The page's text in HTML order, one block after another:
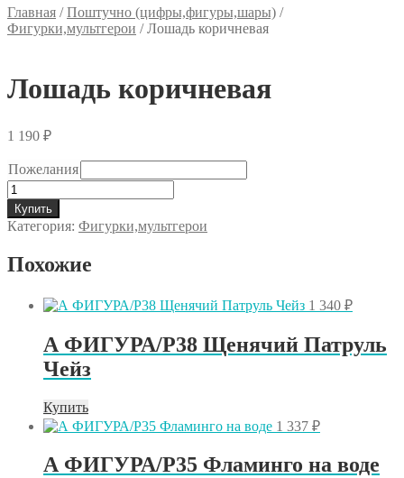
Главная /Поштучно (цифры,фигуры,шары) /
Фигурки,мультгерои /Лошадь коричневая
Лошадь коричневая
1 190 ₽
Пожелания
Количество
товара
Лошадь
коричневая
Купить
Категория: Фигурки,мультгерои
Похожие
1 340 ₽
А ФИГУРА/P38 Щенячий Патруль
Чейз
Купить
1 337 ₽
А ФИГУРА/P35 Фламинго на воде